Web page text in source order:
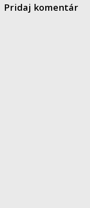
Pridaj komentár